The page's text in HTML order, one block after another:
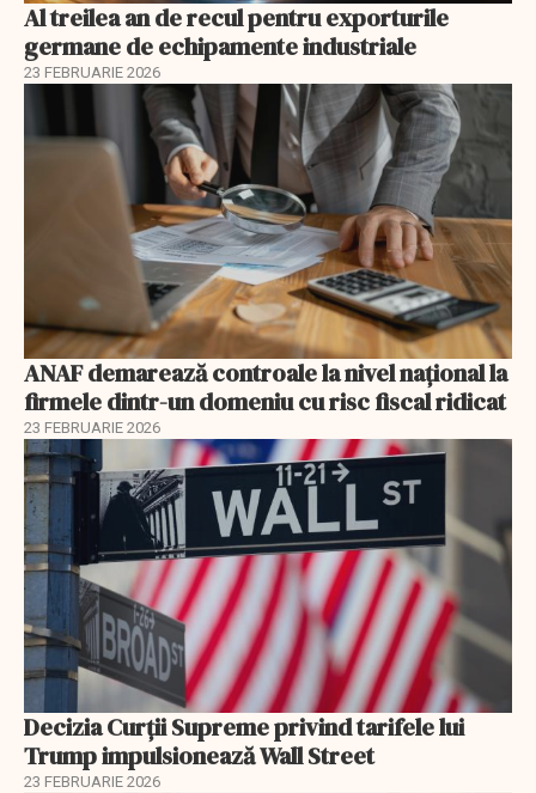
Al treilea an de recul pentru exporturile
germane de echipamente industriale
23 FEBRUARIE 2026
ANAF demarează controale la nivel naţional la
firmele dintr-un domeniu cu risc fiscal ridicat
23 FEBRUARIE 2026
Decizia Curții Supreme privind tarifele lui
Trump impulsionează Wall Street
23 FEBRUARIE 2026